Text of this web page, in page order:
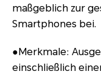
maßgeblich zur
Smartphones bei.
●Merkmale:
einschließlich